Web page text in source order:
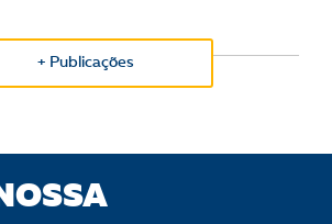
+ Publicações